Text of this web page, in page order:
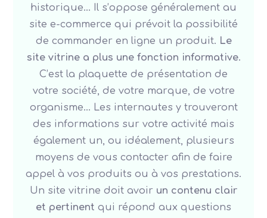
historique… Il s’oppose généralement au
site e-commerce qui prévoit la possibilité
de commander en ligne un produit. Le
site vitrine a plus une fonction informative.
C’est la plaquette de présentation de
votre société, de votre marque, de votre
organisme… Les internautes y trouveront
des informations sur votre activité mais
également un, ou idéalement, plusieurs
moyens de vous contacter afin de faire
appel à vos produits ou à vos prestations.
Un site vitrine doit avoir un contenu clair
et pertinent qui répond aux questions